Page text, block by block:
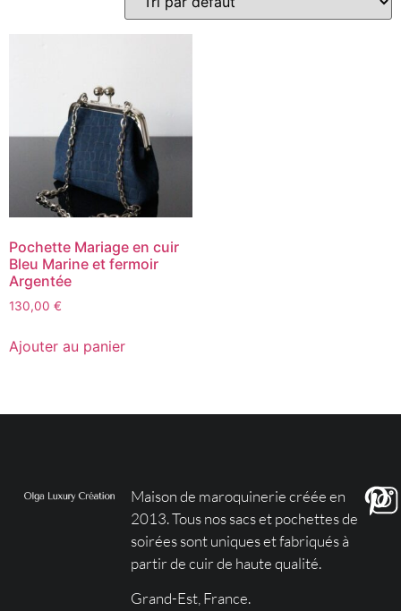
Pochette Mariage en cuir
Bleu Marine et fermoir
Argentée
130,00 €
Ajouter au panier
Maison de maroquinerie créée en
2013. Tous nos sacs et pochettes de
soirées sont uniques et fabriqués à
partir de cuir de haute qualité.
Grand-Est, France.